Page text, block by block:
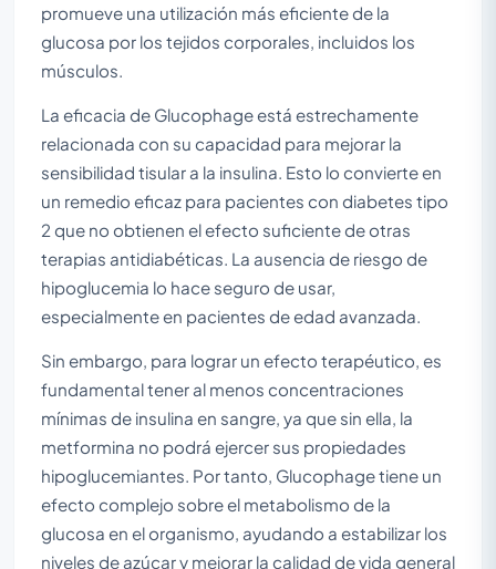
promueve una utilización más eficiente de la
glucosa por los tejidos corporales, incluidos los
músculos.
La eficacia de Glucophage está estrechamente
relacionada con su capacidad para mejorar la
sensibilidad tisular a la insulina. Esto lo convierte en
un remedio eficaz para pacientes con diabetes tipo
2 que no obtienen el efecto suficiente de otras
terapias antidiabéticas. La ausencia de riesgo de
hipoglucemia lo hace seguro de usar,
especialmente en pacientes de edad avanzada.
Sin embargo, para lograr un efecto terapéutico, es
fundamental tener al menos concentraciones
mínimas de insulina en sangre, ya que sin ella, la
metformina no podrá ejercer sus propiedades
hipoglucemiantes. Por tanto, Glucophage tiene un
efecto complejo sobre el metabolismo de la
glucosa en el organismo, ayudando a estabilizar los
niveles de azúcar y mejorar la calidad de vida general